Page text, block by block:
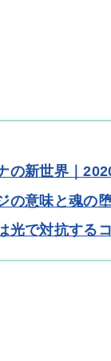
の新世界｜
の意味と魂の
光で対抗する